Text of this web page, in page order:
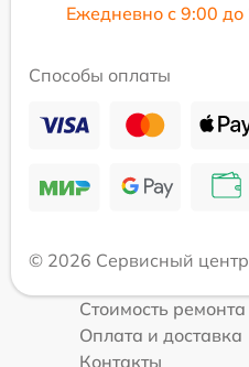
Ежедневно с 9:00 до
Способы оплаты
© 2026 Сервисный
Стоимость ремонта
Оплата и доставка
Контакты